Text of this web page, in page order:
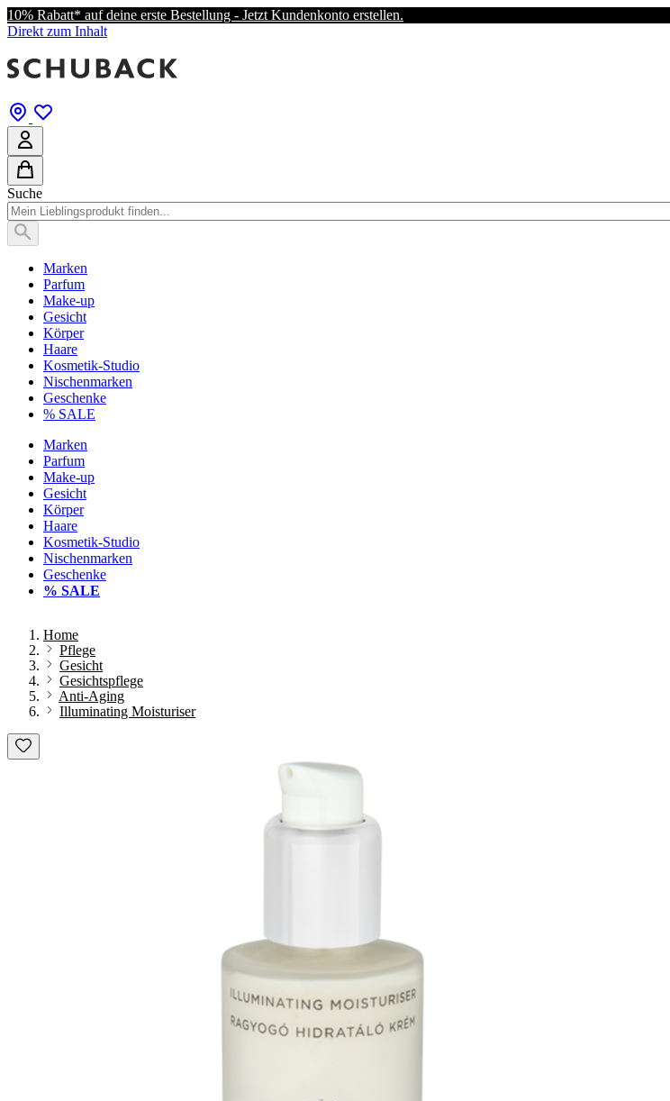
10% Rabatt* auf deine erste Bestellung - Jetzt Kundenkonto erstellen.
Direkt zum Inhalt
Suche
Marken
Parfum
Make-up
Gesicht
Körper
Haare
Kosmetik-Studio
Nischenmarken
Geschenke
% SALE
Marken
Parfum
Make-up
Gesicht
Körper
Haare
Kosmetik-Studio
Nischenmarken
Geschenke
% SALE
Home
Pflege
Gesicht
Gesichtspflege
Anti-Aging
Illuminating Moisturiser